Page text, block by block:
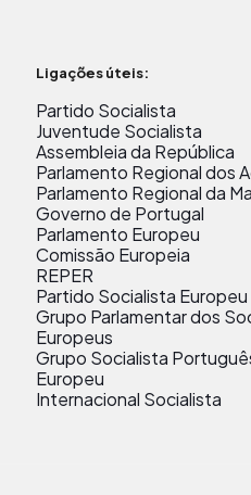
Ligações úteis:
Partido Socialista
Juventude Socialista
Assembleia da República
Parlamento Regional dos
Parlamento Regional da
Governo de Portugal
Parlamento Europeu
Comissão Europeia
REPER
Partido Socialista Europeu
Grupo Parlamentar dos
Europeus
Grupo Socialista
Europeu
Internacional Socialista